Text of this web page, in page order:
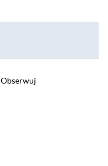
Obserwuj